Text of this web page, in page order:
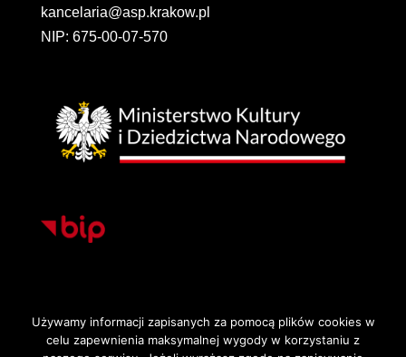
kancelaria@asp.krakow.pl
NIP: 675-00-07-570
Strona główna Deklaracja dostępności
Używamy informacji zapisanych za pomocą plików cookies w
celu zapewnienia maksymalnej wygody w korzystaniu z